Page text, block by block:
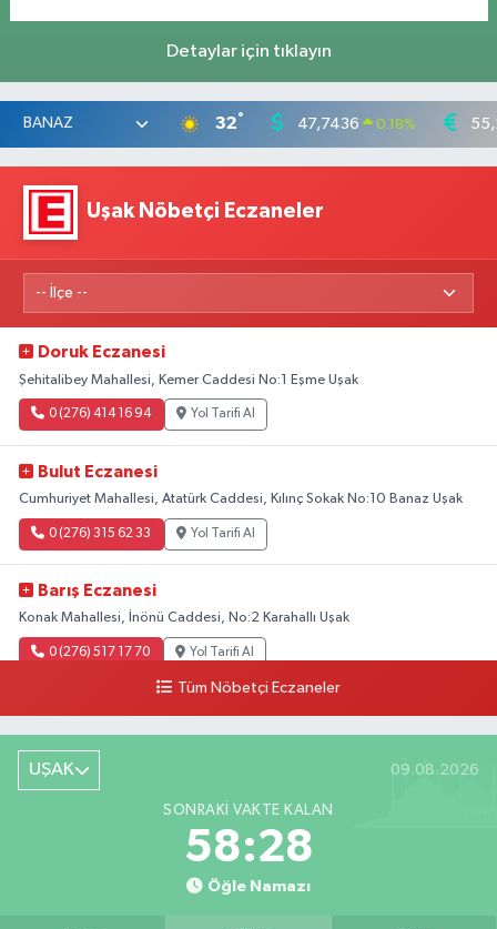
Detaylar için tıklayın
32° 47,7436 0.18%
Uşak Nöbetçi Eczaneler
Doruk Eczanesi
Şehitalibey Mahallesi, Kemer Caddesi No:1 Eşme Uşak
0 (276) 414 16 94 Yol Tarifi Al
Bulut Eczanesi
Cumhuriyet Mahallesi, Atatürk Caddesi, Kılınç Sokak No:10 Banaz Uşak
0 (276) 315 62 33 Yol Tarifi Al
Barış Eczanesi
Konak Mahallesi, İnönü Caddesi, No:2 Karahallı Uşak
0 (276) 517 17 70 Yol Tarifi Al
Aşağı Mahallesi, Arıkan Bedük Caddesi, No:75 Ulubey Uşak
0 (276) 716 12 12
Gölbahçe Mahallesi, Gazi Bulvarı No:194 Sivaslı Uşak
Yol Tarifi Al
Tüm Nöbetçi Eczaneler
UŞAK 09.08.2026
SONRAKI VAKTE KALAN
58:28
Öğle Namazı